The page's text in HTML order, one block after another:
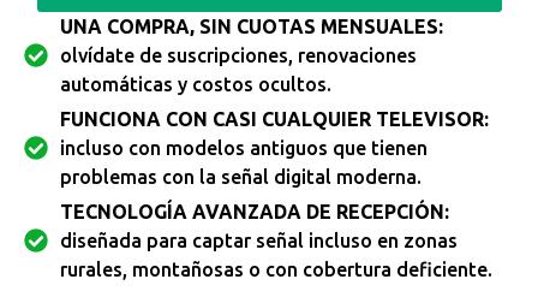
UNA COMPRA, SIN CUOTAS MENSUALES:
olvídate de suscripciones, renovaciones
automáticas y costos ocultos.
FUNCIONA CON CASI CUALQUIER TELEVISOR:
incluso con modelos antiguos que tienen
problemas con la señal digital moderna.
TECNOLOGÍA AVANZADA DE RECEPCIÓN:
diseñada para captar señal incluso en zonas
rurales, montañosas o con cobertura deficiente.